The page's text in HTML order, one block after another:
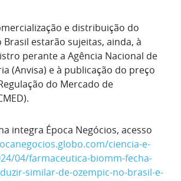
e distribuição do
estarão sujeitas, ainda, à
perante a Agência Nacional de
(Anvisa) e à publicação do preço
do Mercado de
integra Época Negócios, acesso
ciencia-e-
04/farmaceutica-biomm-fecha-
similar-de-ozempic-no-brasil-e-